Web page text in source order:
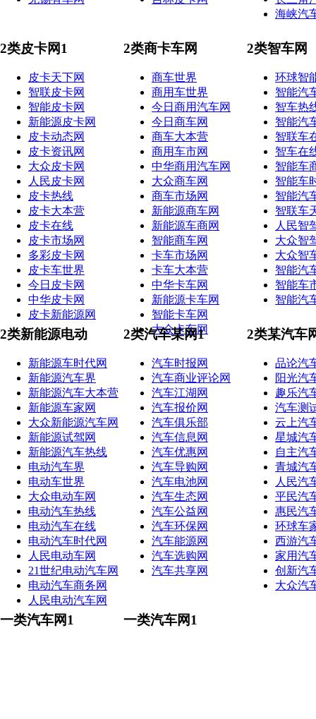
海峡汽
2类皮卡网1
皮卡天下网
智联皮卡网
智能皮卡网
新能源皮卡网
皮卡动态网
皮卡资讯网
大众皮卡网
人民皮卡网
皮卡热线
皮卡大本营
皮卡在线
皮卡市场网
多彩皮卡网
皮卡车世界
今日皮卡网
中华皮卡网
皮卡新能源网
2类商卡车网
商车世界
商用车世界
今日商用汽车网
今日商车网
商车大本营
商用车市网
中华商用汽车网
大众商车网
商车市场网
新能源商车网
新能源车商网
智能商车网
卡车市场网
卡车大本营
中华卡车网
新能源卡车网
智能卡车网
大众卡车网
2类智车网
环球智
智能汽
智车热
智能汽
智联车
智车在
智能车
智能车
智能汽
智联车
人民智
大众智
大众智
智能汽
智能车
智能汽
2类新能源电动
新能源车时代网
新能源汽车界
新能源汽车大本营
新能源车家网
大众新能源汽车网
新能源试驾网
新能源汽车热线
电动汽车界
电动车世界
大众电动车网
电动汽车热线
电动汽车在线
电动汽车时代网
人民电动车网
21世纪电动汽车网
电动汽车商务网
人民电动汽车网
2类汽车某网1
汽车时报网
汽车商业评论网
汽车江湖网
汽车报价网
汽车俱乐部
汽车信息网
汽车优惠网
汽车导购网
汽车电池网
汽车生态网
汽车公益网
汽车环保网
汽车能源网
汽车选购网
汽车共享网
2类某汽车
品论汽
阳光汽
趣乐汽
汽车测
云上汽
星城汽
自主汽
青城汽
人民汽
平民汽
惠民汽
环球车
西游汽
家用汽
创新汽
大众汽
一类汽车网1 一类汽车网1